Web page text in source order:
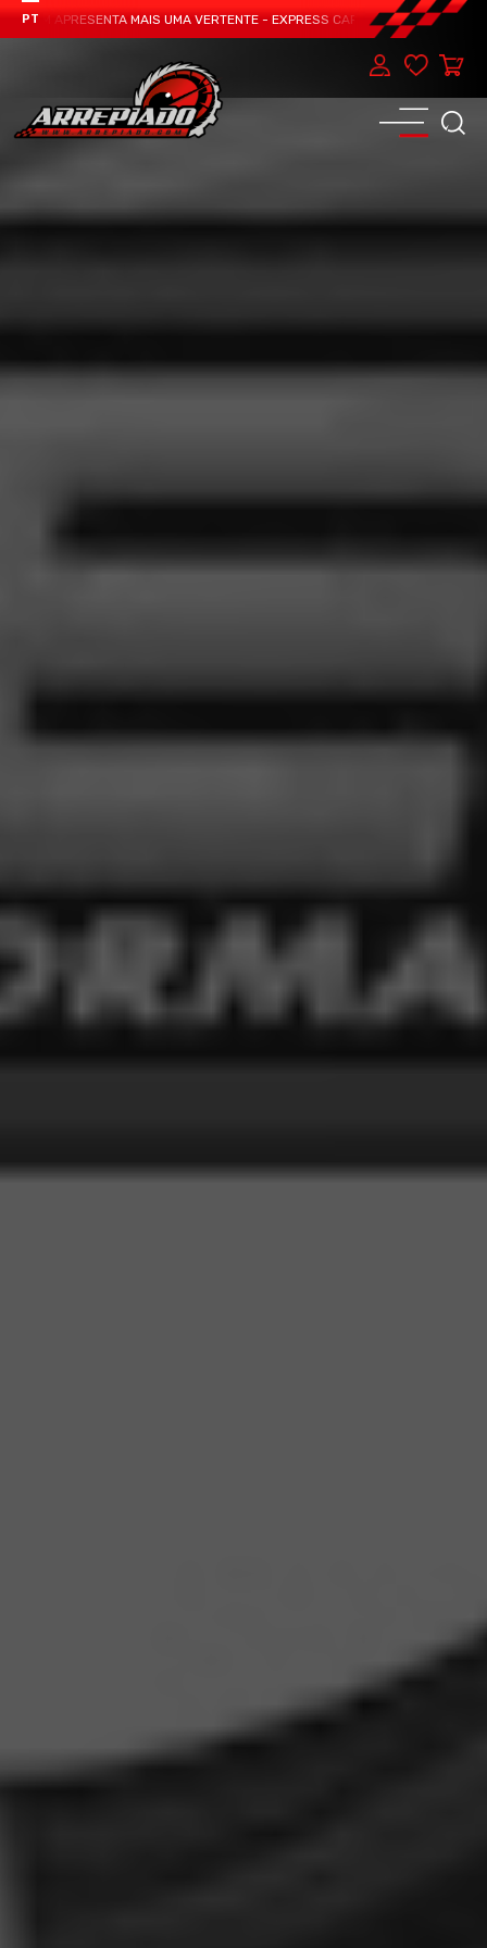
PTAPRESENTA MAIS UMA VERTENTE - EXPRESS CAR SERVICE,